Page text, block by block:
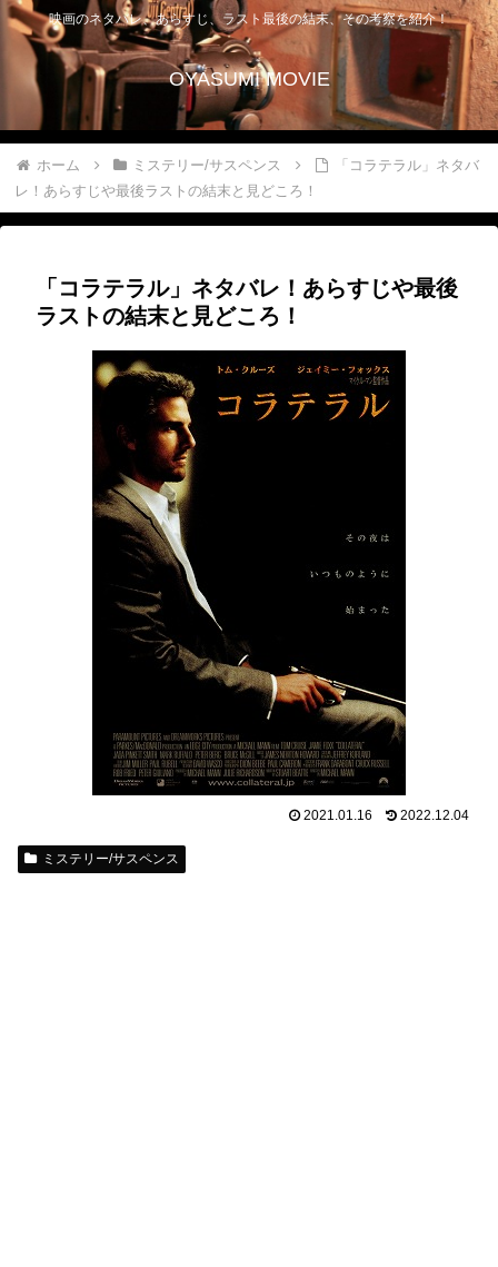
映画のネタバレ、あらすじ、ラスト最後の結末、その考察を紹介！
OYASUMI MOVIE
ホーム ミステリー/サスペンス
「コラテラル」ネタバ
レ！あらすじや最後ラストの結末と見どころ！
「コラテラル」ネタバレ！あらすじや最後
ラストの結末と見どころ！
2021.01.16 2022.12.04
ミステリー/サスペンス